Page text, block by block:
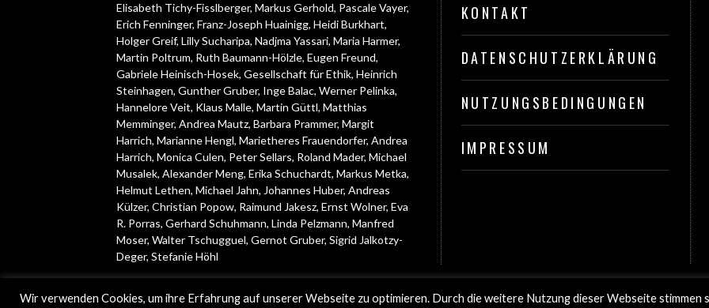
Elisabeth Tichy-Fisslberger, Markus Gerhold, Pascale Vayer,
Erich Fenninger, Franz-Joseph Huainigg, Heidi Burkhart,
Holger Greif, Lilly Sucharipa, Nadjma Yassari, Maria Harmer,
Martin Poltrum, Ruth Baumann-Hölzle, Eugen Freund,
Gabriele Heinisch-Hosek, Gesellschaft für Ethik, Heinrich
Steinhagen, Gunther Gruber, Inge Balac, Werner Pelinka,
Hannelore Veit, Klaus Malle, Martin Güttl, Matthias
Memminger, Andrea Mautz, Barbara Prammer, Margit
Harrich, Marianne Hengl, Marietheres Frauendorfer, Andrea
Harrich, Monica Culen, Peter Sellars, Roland Mader, Michael
Musalek, Alexander Meng, Erika Schuchardt, Markus Metka,
Helmut Lethen, Michael Jahn, Johannes Huber, Andreas
Külzer, Christian Popow, Raimund Jakesz, Ernst Wolner, Eva
R. Porras, Gerhard Schuhmann, Linda Pelzmann, Manfred
Moser, Walter Tschugguel, Gernot Gruber, Sigrid Jalkotzy-
Deger, Stefanie Höhl
KONTAKT
DATENSCHUTZERKLÄRUNG
NUTZUNGSBEDINGUNGEN
IMPRESSUM
© 2000 - 2025 GESELLSCHAFT FÜR ETHIK. ALLE RECHTE VORBEHALTEN.
Wir verwenden Cookies, um ihre Erfahrung auf unserer Webseite zu optimieren. Durch die weitere Nutzung dieser Webseite stimmen